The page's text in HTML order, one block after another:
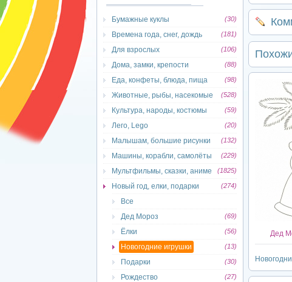
Бумажные куклы (30)
Времена года, снег, дождь (181)
Для взрослых (106)
Дома, замки, крепости (88)
Еда, конфеты, блюда, пища (98)
Животные, рыбы, насекомые (528)
Культура, народы, костюмы (59)
Лего, Lego (20)
Малышам, большие рисунки (132)
Машины, корабли, самолёты (229)
Мультфильмы, сказки, аниме (1825)
Новый год, елки, подарки (274)
Все
Дед Мороз
(69)
Ёлки (56)
Новогодние игрушки (13)
Подарки (30)
Рождество (27)
Дед